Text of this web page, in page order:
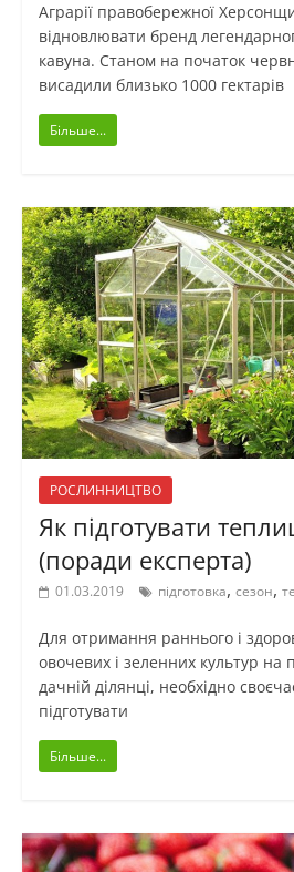
Аграрії правобережної
відновлювати бренд
кавуна. Станом на початок
висадили близько 1000 гектарів
Більше...
РОСЛИННИЦТВО
Як підготувати
(поради експерта)
01.03.2019 підготовка, сезон,
Для отримання раннього і
овочевих і зеленних культур на
дачній ділянці, необхідно
підготувати
Більше...